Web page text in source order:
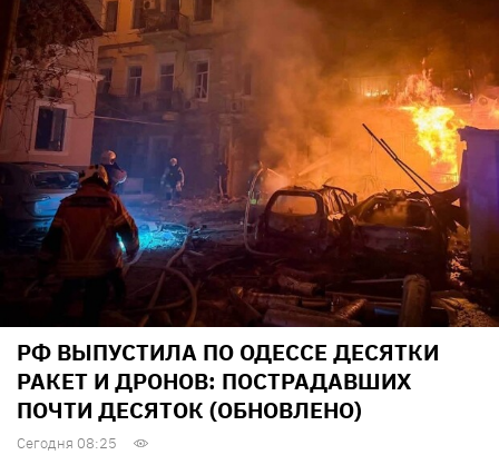
РФ ВЫПУСТИЛА ПО ОДЕССЕ ДЕСЯТКИ
РАКЕТ И ДРОНОВ: ПОСТРАДАВШИХ
ПОЧТИ ДЕСЯТОК (ОБНОВЛЕНО)
Сегодня 08:25